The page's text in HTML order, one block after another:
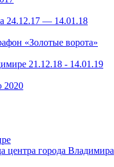
24.12.17 — 14.01.18
«Золотые ворота»
21.12.18 - 14.01.19
2020
центра города Владимира